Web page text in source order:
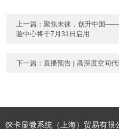
上一篇：聚焦未徕，创升中国——
验中心将于7月31日启用
下一篇：直播预告 | 高深度空间
徕卡显微系统（上海）贸易有限